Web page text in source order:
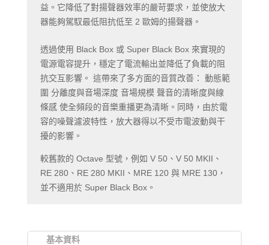
益。它降低了對揚聲器效率的嚴苛要求，並使放大
器能夠駕馭最低阻抗低至 2 歐姆的揚聲器。
透過使用 Black Box 或 Super Black Box 來實現的
電源電容提升，穩定了電流輸出並降低了負載的阻
抗交互影響。 這帶來了多方面的音質改善： 動態範
圍 分離度與音場深度 音場規模 聲音的清晰度與線
條感 使全頻段的音樂重播更為清晰。同時，由於電
容的噪聲濾波特性，放大器得以不受市電波動與干
擾的影響。
較舊款的 Octave 型號，例如 V 50、V 50 MKII、
RE 280、RE 280 MKII、MRE 120 與 MRE 130，
並不適用於 Super Black Box。
基本資料